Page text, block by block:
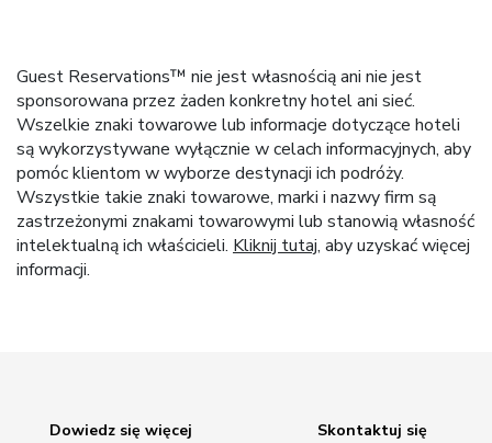
Guest Reservations™ nie jest własnością ani nie jest
sponsorowana przez żaden konkretny hotel ani sieć.
Wszelkie znaki towarowe lub informacje dotyczące hoteli
są wykorzystywane wyłącznie w celach informacyjnych, aby
pomóc klientom w wyborze destynacji ich podróży.
Wszystkie takie znaki towarowe, marki i nazwy firm są
zastrzeżonymi znakami towarowymi lub stanowią własność
intelektualną ich właścicieli. Kliknij tutaj, aby uzyskać więcej
informacji.
Dowiedz się więcej
Skontaktuj się